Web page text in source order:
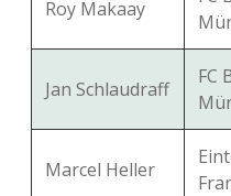
Roy Makaay
Jan Schlaudraff
FC
Marcel Heller